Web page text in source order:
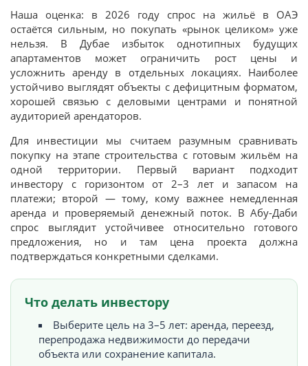
Наша оценка: в 2026 году спрос на жильё в ОАЭ
остаётся сильным, но покупать «рынок целиком» уже
нельзя. В Дубае избыток однотипных будущих
апартаментов может ограничить рост цены и
усложнить аренду в отдельных локациях. Наиболее
устойчиво выглядят объекты с дефицитным форматом,
хорошей связью с деловыми центрами и понятной
аудиторией арендаторов.
Для инвестиции мы считаем разумным сравнивать
покупку на этапе строительства с готовым жильём на
одной территории. Первый вариант подходит
инвестору с горизонтом от 2–3 лет и запасом на
платежи; второй — тому, кому важнее немедленная
аренда и проверяемый денежный поток. В Абу-Даби
спрос выглядит устойчивее относительно готового
предложения, но и там цена проекта должна
подтверждаться конкретными сделками.
Что делать инвестору
Выберите цель на 3–5 лет: аренда, переезд,
перепродажа недвижимости до передачи
объекта или сохранение капитала.